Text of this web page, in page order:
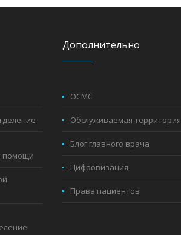
помощи
Дополнительно
ОСМС
Обслуживаемая территория
Блог главного врача
Цифровизация
Права пациентов